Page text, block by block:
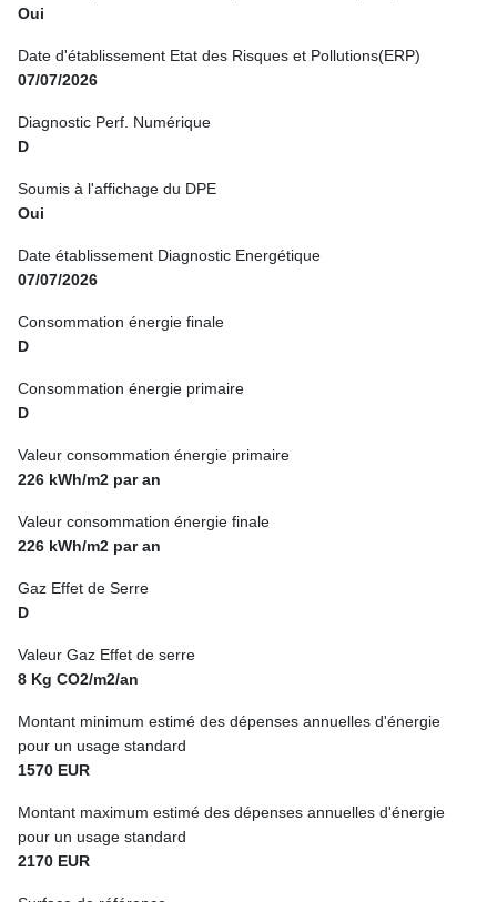
Oui
Date d'établissement Etat des Risques et Pollutions(ERP)
07/07/2026
Diagnostic Perf. Numérique
D
Soumis à l'affichage du DPE
Oui
Date établissement Diagnostic Energétique
07/07/2026
Consommation énergie finale
D
Consommation énergie primaire
D
Valeur consommation énergie primaire
226 kWh/m2 par an
Valeur consommation énergie finale
226 kWh/m2 par an
Gaz Effet de Serre
D
Valeur Gaz Effet de serre
8 Kg CO2/m2/an
Montant minimum estimé des dépenses annuelles d'énergie
pour un usage standard
1570 EUR
Montant maximum estimé des dépenses annuelles d'énergie
pour un usage standard
2170 EUR